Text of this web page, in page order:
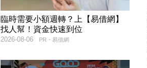
臨時需要小額週轉？上【易借網】
找人幫！資金快速到位
PR・易借網
2026-08-06